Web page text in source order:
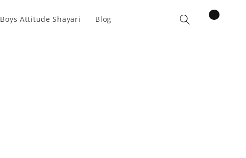
Boys Attitude Shayari Blog Cart
items